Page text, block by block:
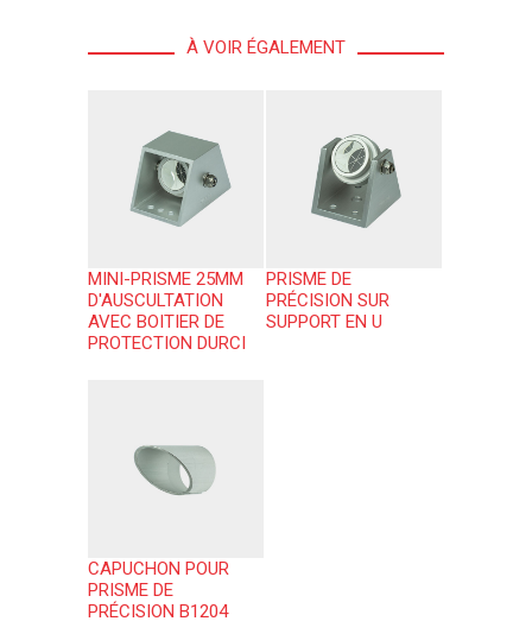
À VOIR ÉGALEMENT
MINI-PRISME 25MM
D'AUSCULTATION
AVEC BOITIER DE
PROTECTION DURCI
PRISME DE
PRÉCISION SUR
SUPPORT EN U
CAPUCHON POUR
PRISME DE
PRÉCISION B1204